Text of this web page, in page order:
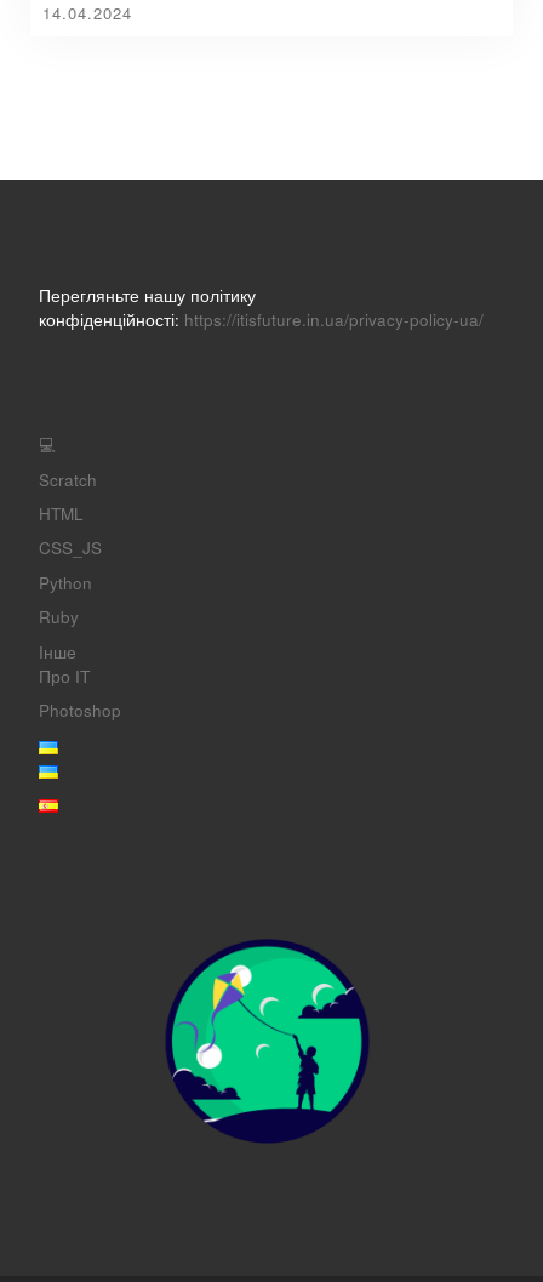
14.04.2024
Перегляньте нашу політику
конфіденційності: https://itisfuture.in.ua/privacy-policy-ua/
💻
Scratch
HTML
CSS_JS
Python
Ruby
Інше
Про ІТ
Photoshop